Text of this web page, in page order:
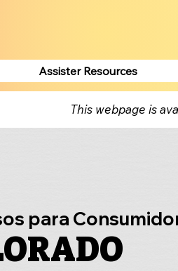
Assister Resources
This webpage is
para